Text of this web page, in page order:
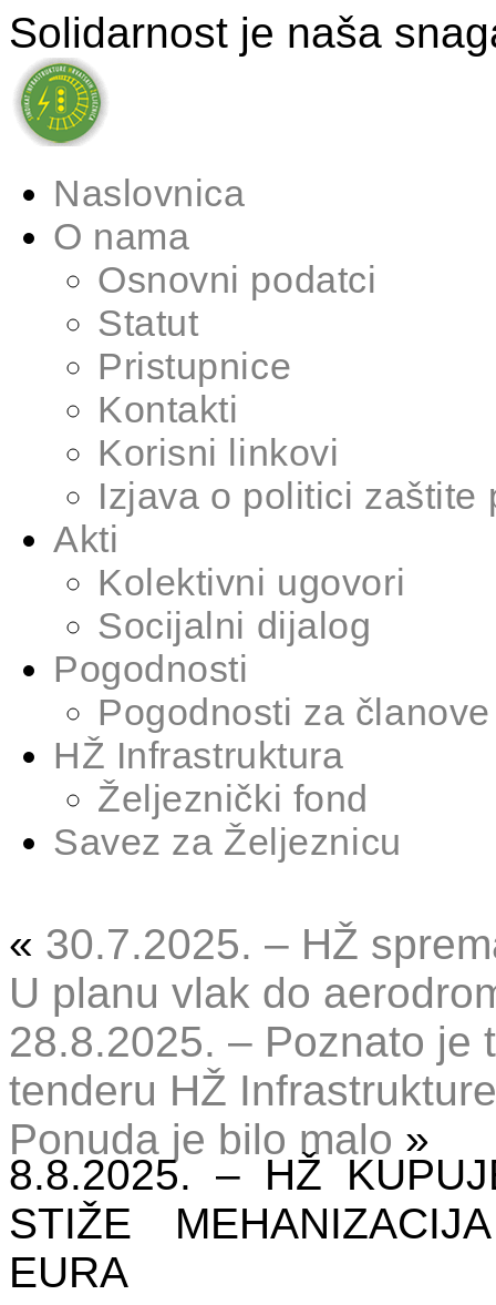
Solidarnost je naša
Naslovnica
O nama
Osnovni podatci
Statut
Pristupnice
Kontakti
Korisni linkovi
Izjava o politici zaštite
Akti
Kolektivni ugovori
Socijalni dijalog
Pogodnosti
Pogodnosti za članove
HŽ Infrastruktura
Željeznički fond
Savez za Željeznicu
« 30.7.2025. – HŽ
U planu vlak do
28.8.2025. – Poznato je
tenderu HŽ
Ponuda je bilo malo »
8.8.2025. – HŽ
STIŽE
EURA